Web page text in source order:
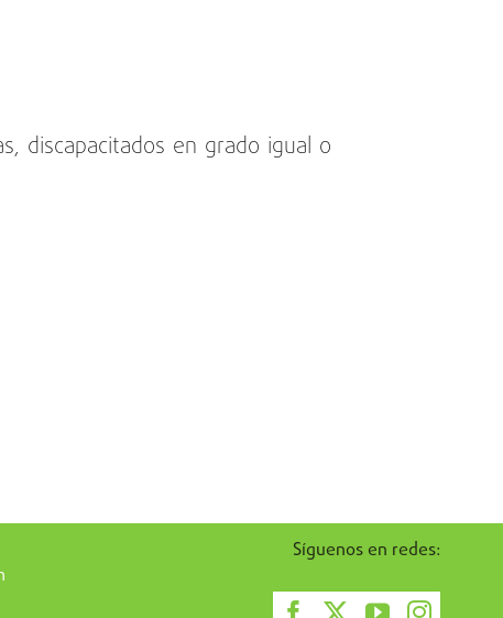
discapacitados en grado igual o
Síguenos en redes: